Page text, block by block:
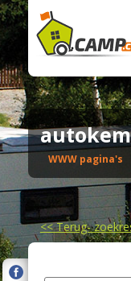
WWW pagina's
<<Terug-